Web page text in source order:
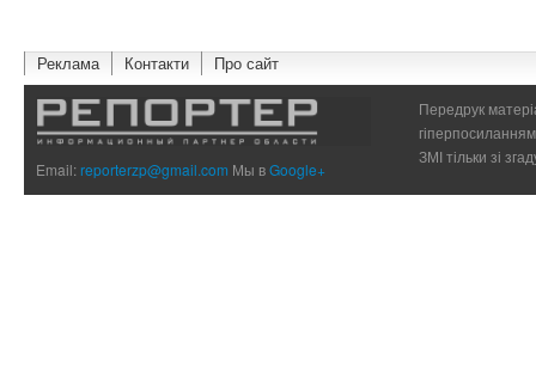
Реклама Контакти Про сайт
Email:reporterzp@gmail.com Мы вGoogle+
Передрук
ЗМІ тільки зі